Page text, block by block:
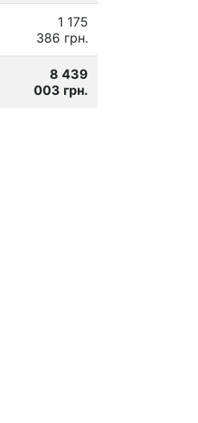
1 175
386 грн.
8 439
003 грн.